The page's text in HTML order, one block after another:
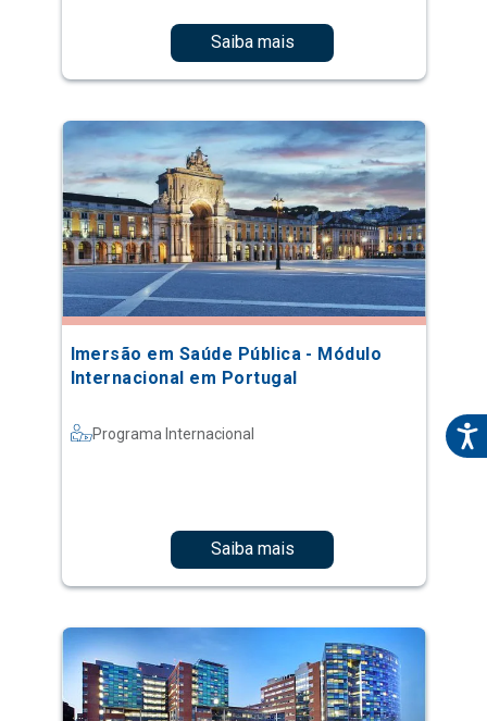
Saiba mais
Imersão em Saúde Pública - Módulo
Internacional em Portugal
Programa Internacional
Saiba mais